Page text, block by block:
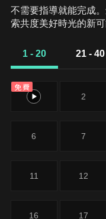
不需要指導就能完成
索共度美好時光的新可
1 - 20 21 - 40
免費
1 2
6 7
11 12
16 17